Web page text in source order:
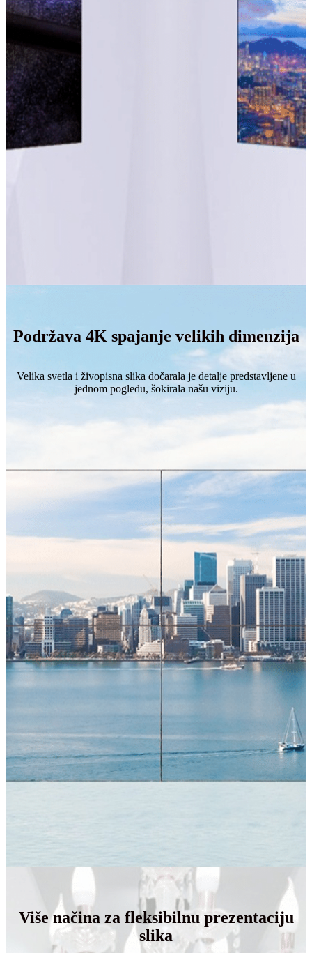
Podržava 4K spajanje velikih dimenzija
Velika svetla i živopisna slika dočarala je detalje predstavljene u
jednom pogledu, šokirala našu viziju.
Više načina za fleksibilnu prezentaciju
slika